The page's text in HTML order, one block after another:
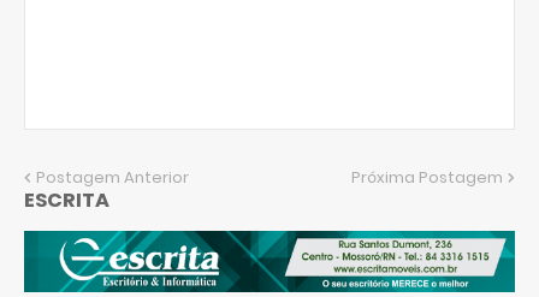
Postagem Anterior Próxima Postagem
ESCRITA